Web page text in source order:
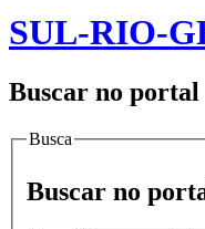
SUL-RIO-
Buscar no portal
Busca
Buscar no